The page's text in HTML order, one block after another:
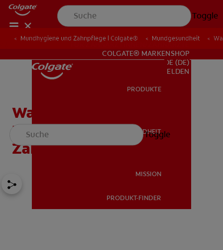
Toggle
FÜR ZAHNÄRZTINNEN/ZAHNÄRZTE
COLGATE® MARKENSHOP
DE (DE)
ANMELDEN
PRODUKTE
MUNDGESUNDHEIT
MISSION
PRODUKT-FINDER
Toggle
Mundhygiene und Zahnpflege | Colgate® Mundgesundheit
Wasserstoffperoxid:
Behandlung von
Zahnfleisch und Zähnen.